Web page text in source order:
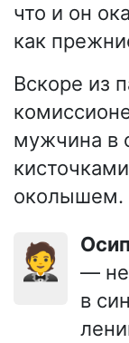
что и он
как
Вскоре из
мужчина в
околышем.
🤵
—
в